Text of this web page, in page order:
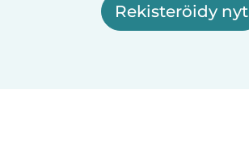
Rekisteröidy nyt